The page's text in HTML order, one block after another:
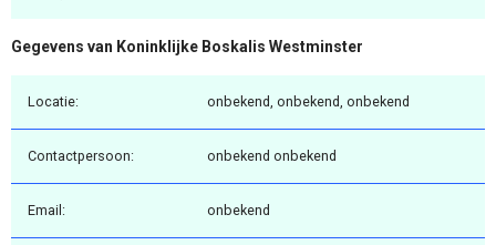
Gegevens van Koninklijke Boskalis Westminster
Locatie: onbekend, onbekend, onbekend
Contactpersoon: onbekend onbekend
Email: onbekend